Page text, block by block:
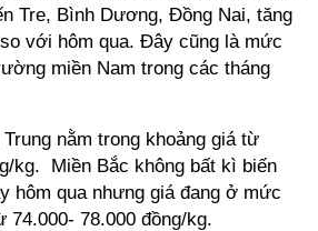
Tre, Bình Dương, Đồng Nai, tăng
với hôm qua. Đây cũng là mức
miền Nam trong các tháng
nằm trong khoảng giá từ
kg. Miền Bắc không bất kì biến
hôm qua nhưng giá đang ở mức
78.000 đồng/kg.